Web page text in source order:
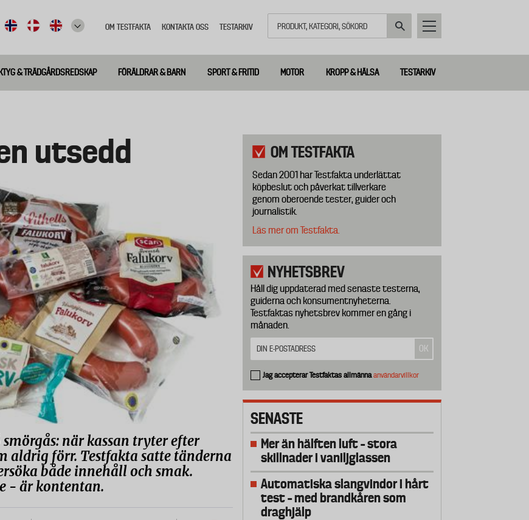
meny
OM TESTFAKTA KONTAKTA OSS TESTARKIV
& TRÄDGÅRDSREDSKAP FÖRÄLDRAR & BARN SPORT & FRITID MOTOR KROPP & HÄLSA TESTARKIV
utsedd
när kassan tryter efter
aldrig förr. Testfakta satte tänderna
både innehåll och smak.
- är kontentan.
OM TESTFAKTA
Sedan 2001 har Testfakta underlättat
köpbeslut och påverkat tillverkare
genom oberoende tester, guider och
journalistik.
Läs mer om Testfakta.
NYHETSBREV
Håll dig uppdaterad med senaste testerna,
guiderna och konsumentnyheterna.
Testfaktas nyhetsbrev kommer en gång i
månaden.
Jag accepterar Testfaktas allmännaanvändarvillkor
SENASTE
Mer än hälften luft – stora
skillnader i vaniljglassen
Automatiska slangvindor i hårt
test – med brandkåren som
draghjälp